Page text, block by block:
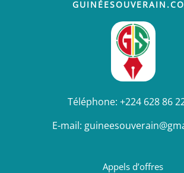
Téléphone: +224 628 86
E-mail:
Appels d’offres